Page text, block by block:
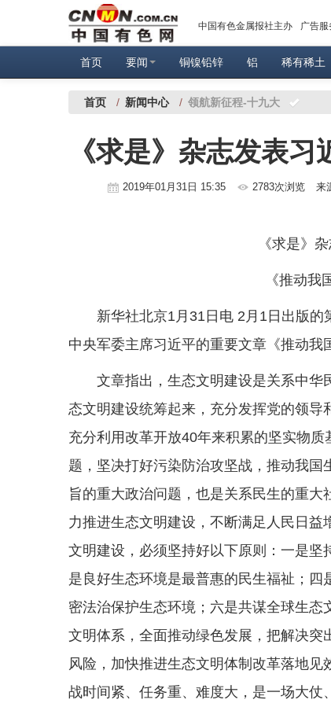
中国有色金属报社主办 广告服
首页 要闻 铜镍铅锌 铝 稀有稀土
首页 / 新闻中心 / 领航新征程-十九大
《求是》杂志发表
2019年01月31日 15:35 2783次浏览 来
《求是》
《推动我
新华社北京1月31日电 2月1日出版的
中央军委主席习近平的重要文章《推动我
文章指出，生态文明建设是关系中华
态文明建设统筹起来，充分发挥党的领导
充分利用改革开放40年来积累的坚实物
题，坚决打好污染防治攻坚战，推动我
旨的重大政治问题，也是关系民生的重
力推进生态文明建设，不断满足人民日
文明建设，必须坚持好以下原则：一是
是良好生态环境是最普惠的民生福祉；
密法治保护生态环境；六是共谋全球生
文明体系，全面推动绿色发展，把解决
风险，加快推进生态文明体制改革落地
战时间紧、任务重、难度大，是一场大